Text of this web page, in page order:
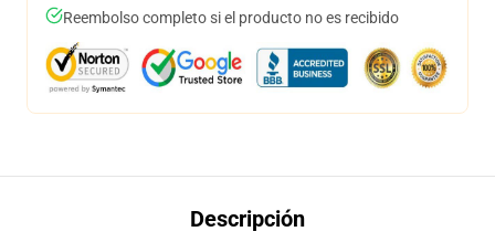
Reembolso completo si el producto no es recibido
Descripción